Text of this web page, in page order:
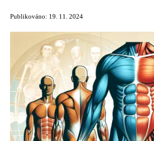
Publikováno: 19. 11. 2024